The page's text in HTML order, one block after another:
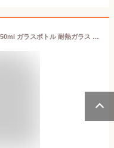
2本セット ウォーターボトル 500ml 750ml ガラスボトル 耐熱ガラス クリアボトル 目盛り 直飲み スリム ガラス 水筒 ボトル 大容量 マイボトル クリア 透明 洗いやすい おしゃれ 北欧 レディース メンズ ドリンク コーヒー 【送料無料】